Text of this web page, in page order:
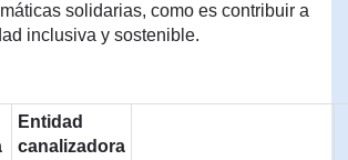
solidarias, como es contribuir a
inclusiva y sostenible.
Entidad
canalizadora